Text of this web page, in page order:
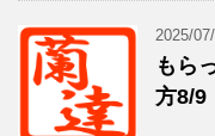
2025/
もら
方8/9